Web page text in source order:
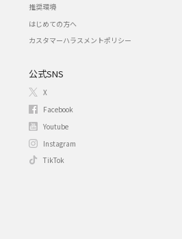
推奨環境
はじめての方へ
カスタマーハラスメントポリシー
公式SNS
X
Facebook
Youtube
Instagram
TikTok